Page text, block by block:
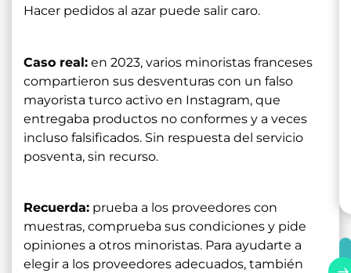
Hacer pedidos al azar puede salir caro.
Caso real: en 2023, varios minoristas franceses
compartieron sus desventuras con un falso
mayorista turco activo en Instagram, que
entregaba productos no conformes y a veces
incluso falsificados. Sin respuesta del servicio
posventa, sin recurso.
Recuerda: prueba a los proveedores con
muestras, comprueba sus condiciones y pide
opiniones a otros minoristas. Para ayudarte a
elegir a los proveedores adecuados, también